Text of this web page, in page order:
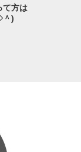
て方は
＾)